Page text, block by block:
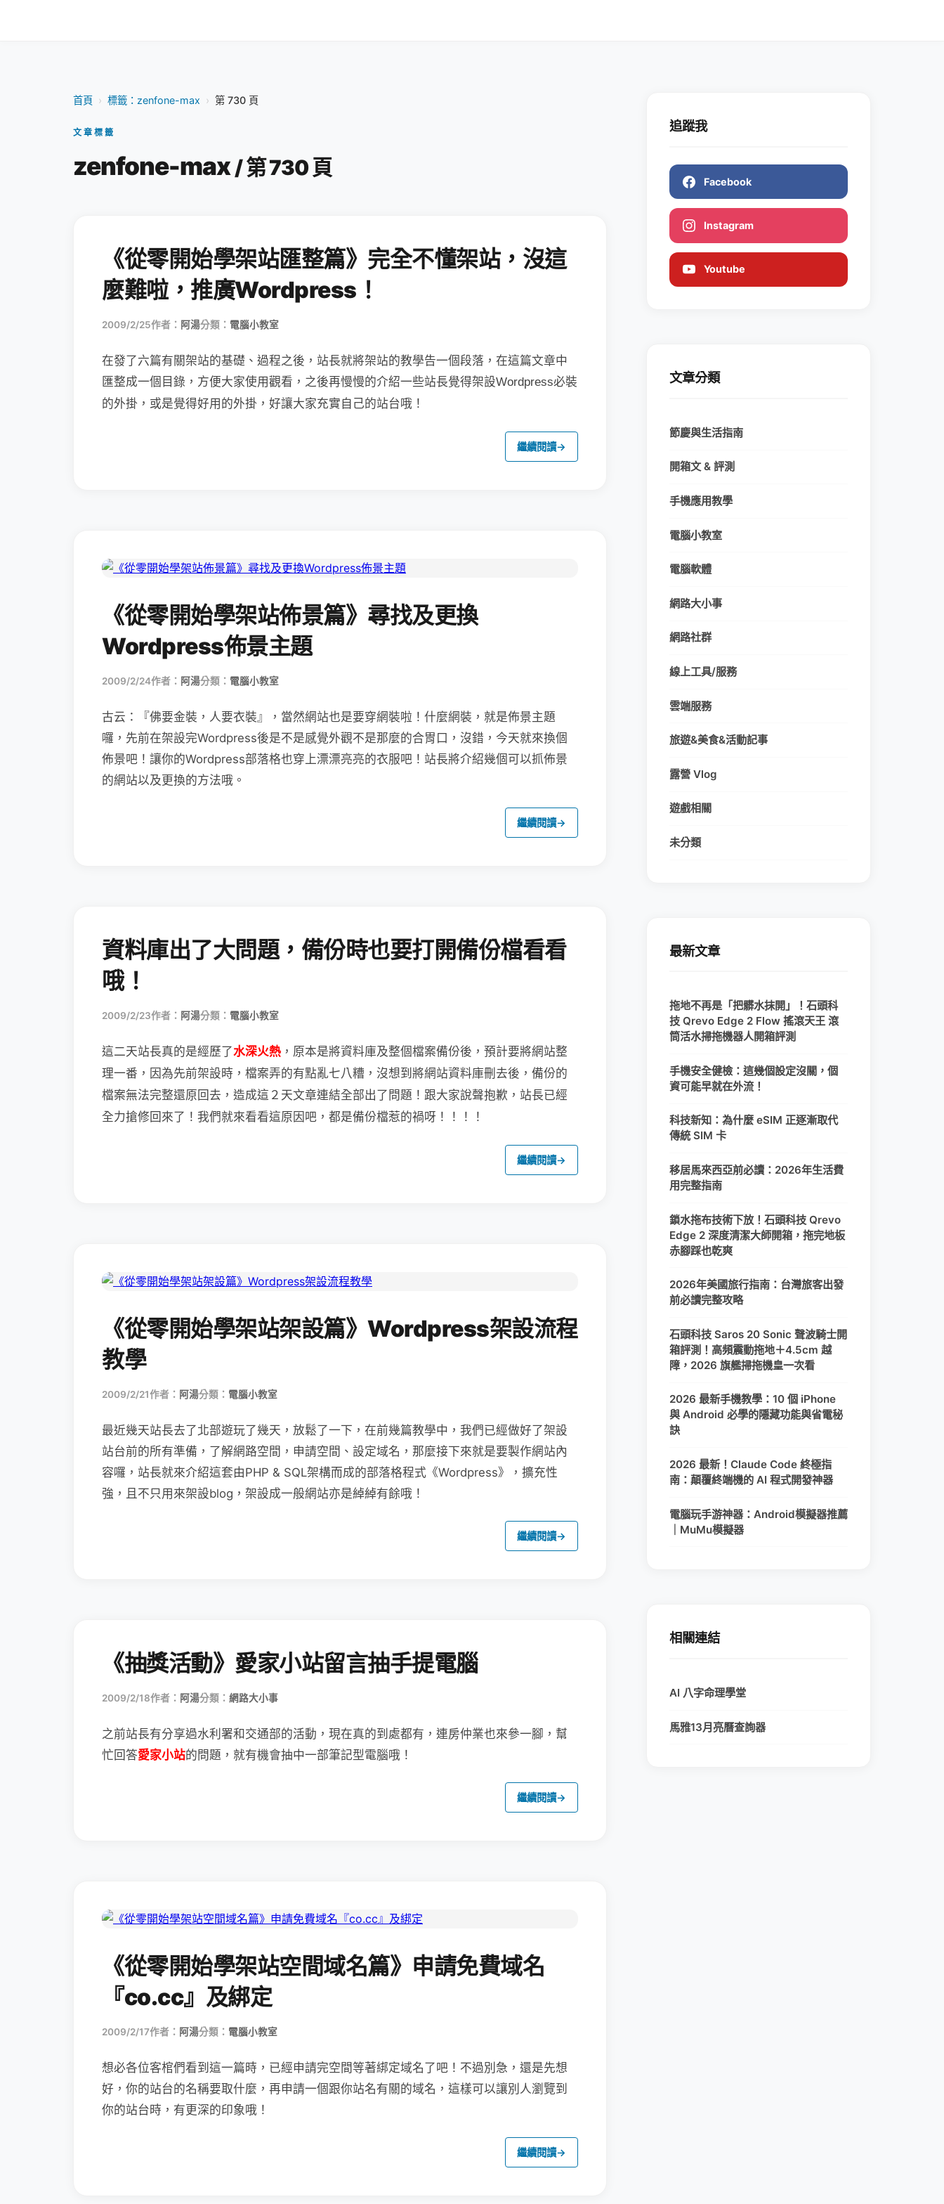
首頁 › 標籤：zenfone-max › 第 730 頁
文章標籤
zenfone-max/ 第 730 頁
《從零開始學架站匯整篇》完全不懂架站，沒這
麼難啦，推廣Wordpress！
2009/2/25作者： 阿湯分類： 電腦小教室
在發了六篇有關架站的基礎、過程之後，站長就將架站的教學告一個段落，在這篇文章中
匯整成一個目錄，方便大家使用觀看，之後再慢慢的介紹一些站長覺得架設Wordpress必裝
的外掛，或是覺得好用的外掛，好讓大家充實自己的站台哦！
繼續閱讀→
《從零開始學架站佈景篇》尋找及更換
Wordpress佈景主題
2009/2/24作者： 阿湯分類： 電腦小教室
古云：『佛要金裝，人要衣裝』，當然網站也是要穿網裝啦！什麼網裝，就是佈景主題
囉，先前在架設完Wordpress後是不是感覺外觀不是那麼的合胃口，沒錯，今天就來換個
佈景吧！讓你的Wordpress部落格也穿上漂漂亮亮的衣服吧！站長將介紹幾個可以抓佈景
的網站以及更換的方法哦。
繼續閱讀→
資料庫出了大問題，備份時也要打開備份檔看看
哦！
2009/2/23作者： 阿湯分類： 電腦小教室
這二天站長真的是經歷了水深火熱 ，原本是將資料庫及整個檔案備份後，預計要將網站整
理一番，因為先前架設時，檔案弄的有點亂七八糟，沒想到將網站資料庫刪去後，備份的
檔案無法完整還原回去，造成這２天文章連結全部出了問題！跟大家說聲抱歉，站長已經
全力搶修回來了！我們就來看看這原因吧，都是備份檔惹的禍呀！！！！
繼續閱讀→
《從零開始學架站架設篇》Wordpress架設流程
教學
2009/2/21作者： 阿湯分類： 電腦小教室
最近幾天站長去了北部遊玩了幾天，放鬆了一下，在前幾篇教學中，我們已經做好了架設
站台前的所有準備，了解網路空間，申請空間、設定域名，那麼接下來就是要製作網站內
容囉，站長就來介紹這套由PHP & SQL架構而成的部落格程式《Wordpress》，擴充性
強，且不只用來架設blog，架設成一般網站亦是綽綽有餘哦！
繼續閱讀→
《抽獎活動》愛家小站留言抽手提電腦
2009/2/18作者： 阿湯分類： 網路大小事
之前站長有分享過水利署和交通部的活動，現在真的到處都有，連房仲業也來參一腳， 幫
忙回答愛家小站的問題，就有機會抽中一部筆記型電腦哦！
繼續閱讀→
《從零開始學架站空間域名篇》申請免費域名
『co.cc』及綁定
2009/2/17作者： 阿湯分類： 電腦小教室
想必各位客棺們看到這一篇時，已經申請完空間等著綁定域名了吧！ 不過別急，還是先想
好，你的站台的名稱要取什麼，再申請一個跟你站名有關的域名，這樣可以讓別人瀏覽到
你的站台時，有更深的印象哦！
繼續閱讀→
追蹤我
Facebook
Instagram
Youtube
文章分類
節慶與生活指南
開箱文 & 評測
手機應用教學
電腦小教室
電腦軟體
網路大小事
網路社群
線上工具/服務
雲端服務
旅遊&美食&活動記事
露營 Vlog
遊戲相關
未分類
最新文章
拖地不再是「把髒水抹開」！石頭科
技 Qrevo Edge 2 Flow 搖滾天王 滾
筒活水掃拖機器人開箱評測
手機安全健檢：這幾個設定沒關，個
資可能早就在外流！
科技新知：為什麼 eSIM 正逐漸取代
傳統 SIM 卡
移居馬來西亞前必讀：2026年生活費
用完整指南
鎖水拖布技術下放！石頭科技 Qrevo
Edge 2 深度清潔大師開箱，拖完地板
赤腳踩也乾爽
2026年美國旅行指南：台灣旅客出發
前必讀完整攻略
石頭科技 Saros 20 Sonic 聲波騎士開
箱評測！高頻震動拖地＋4.5cm 越
障，2026 旗艦掃拖機皇一次看
2026 最新手機教學：10 個 iPhone
與 Android 必學的隱藏功能與省電秘
訣
2026 最新！Claude Code 終極指
南：顛覆終端機的 AI 程式開發神器
電腦玩手游神器：Android模擬器推薦
｜MuMu模擬器
相關連結
AI 八字命理學堂
馬雅13月亮曆查詢器